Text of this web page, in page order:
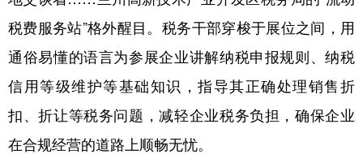
税费服务站”格外醒目。税务干部穿梭于展位之间，用
通俗易懂的语言为参展企业讲解纳税申报规则、纳税
信用等级维护等基础知识，指导其正确处理销售折
扣、折让等税务问题，减轻企业税务负担，确保企业
在合规经营的道路上顺畅无忧。